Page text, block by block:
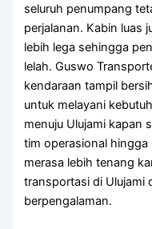
seluruh penumpang
perjalanan. Kabin luas
lebih lega sehingga
lelah. Guswo
kendaraan tampil
untuk melayani
menuju Ulujami kapan
tim operasional
merasa lebih tenang
transportasi di Ulujami
berpengalaman.